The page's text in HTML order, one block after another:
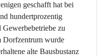
geschafft hat bei
hundertprozentig
zu
Dorfzentrum wurde
alte Bausbustanz